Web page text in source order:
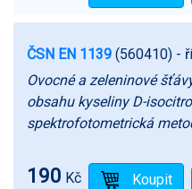
ČSN EN 1139 (560410) -
Ovocné a zeleninové
obsahu kyseliny D-
spektrofotometrická
190 Kč